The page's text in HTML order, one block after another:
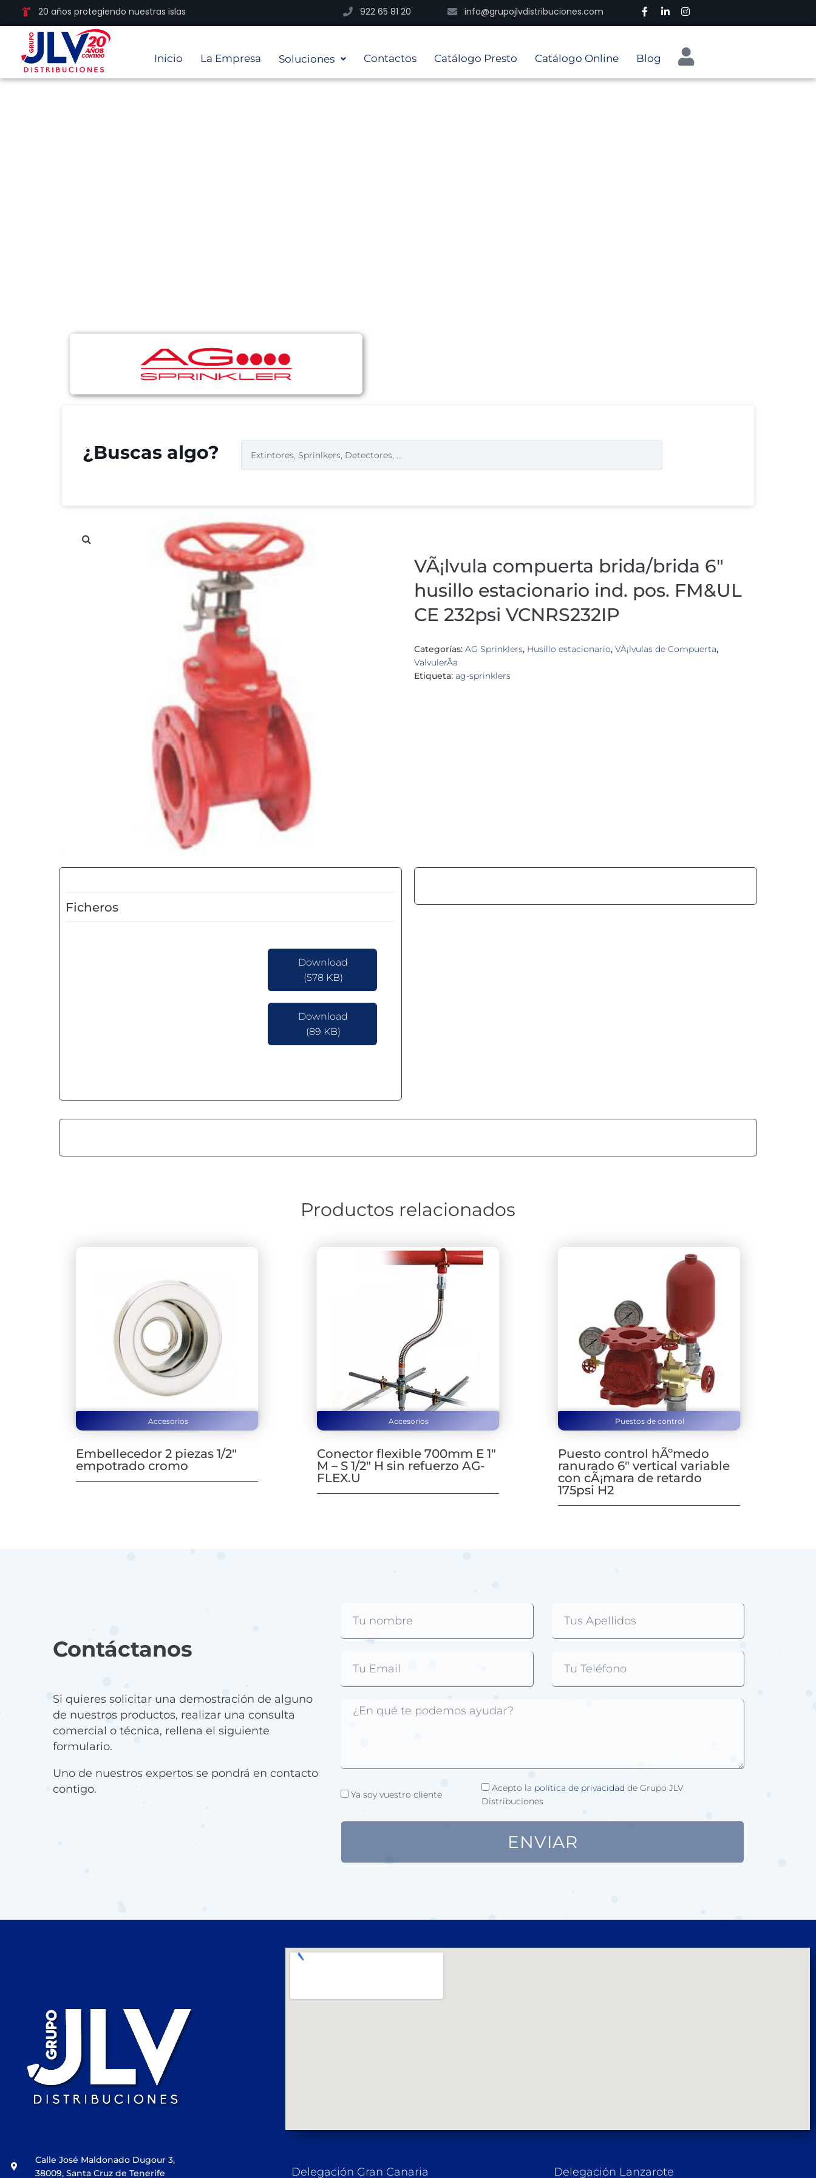
20 años protegiendo nuestras islas 922 65 81 20 info@grupojlvdistribuciones.com
Inicio La Empresa Soluciones Contactos Catálogo Presto Catálogo Online Blog
¿Buscas algo?
VÃ¡lvula compuerta brida/brida 6″
husillo estacionario ind. pos. FM&UL
CE 232psi VCNRS232IP
Categorías: AG Sprinklers, Husillo estacionario, VÃ¡lvulas de Compuerta,
ValvulerÃ­a
Etiqueta: ag-sprinklers
Ficheros
Download
(578 KB)
Download
(89 KB)
Productos relacionados
Accesorios
Embellecedor 2 piezas 1/2″
empotrado cromo
Accesorios
Conector flexible 700mm E 1″
M – S 1/2″ H sin refuerzo AG-
FLEX.U
Puestos de control
Puesto control hÃºmedo
ranurado 6″ vertical variable
con cÃ¡mara de retardo
175psi H2
Contáctanos
Si quieres solicitar una demostración de alguno
de nuestros productos, realizar una consulta
comercial o técnica, rellena el siguiente
formulario.
Uno de nuestros expertos se pondrá en contacto
contigo.
Ya soy vuestro cliente
Acepto la política de privacidad de Grupo JLV
Distribuciones
ENVIAR
Calle José Maldonado Dugour 3,
38009, Santa Cruz de Tenerife
Delegación Gran Canaria Delegación Lanzarote